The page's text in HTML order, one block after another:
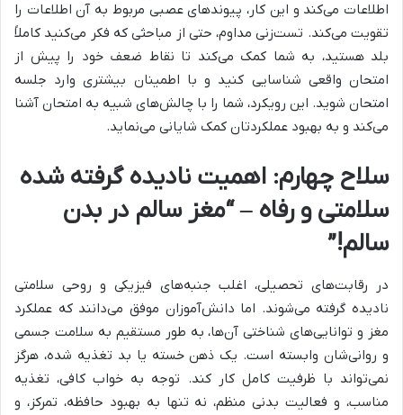
اطلاعات می‌کند و این کار، پیوندهای عصبی مربوط به آن اطلاعات را
تقویت می‌کند. تست‌زنی مداوم، حتی از مباحثی که فکر می‌کنید کاملاً
بلد هستید، به شما کمک می‌کند تا نقاط ضعف خود را پیش از
امتحان واقعی شناسایی کنید و با اطمینان بیشتری وارد جلسه
امتحان شوید. این رویکرد، شما را با چالش‌های شبیه به امتحان آشنا
می‌کند و به بهبود عملکردتان کمک شایانی می‌نماید.
سلاح چهارم: اهمیت نادیده گرفته شده
سلامتی و رفاه – “مغز سالم در بدن
سالم!”
در رقابت‌های تحصیلی، اغلب جنبه‌های فیزیکی و روحی سلامتی
نادیده گرفته می‌شوند. اما دانش‌آموزان موفق می‌دانند که عملکرد
مغز و توانایی‌های شناختی آن‌ها، به طور مستقیم به سلامت جسمی
و روانی‌شان وابسته است. یک ذهن خسته یا بد تغذیه شده، هرگز
نمی‌تواند با ظرفیت کامل کار کند. توجه به خواب کافی، تغذیه
مناسب، و فعالیت بدنی منظم، نه تنها به بهبود حافظه، تمرکز، و